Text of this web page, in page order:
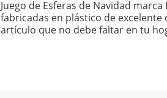
Juego de Esferas de Navidad
fabricadas en plástico de
artículo que no debe faltar en tu